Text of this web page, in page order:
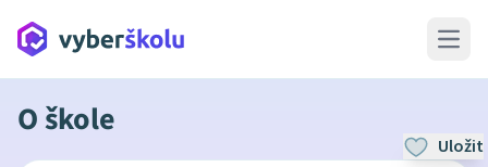
Open
O škole
Uložit